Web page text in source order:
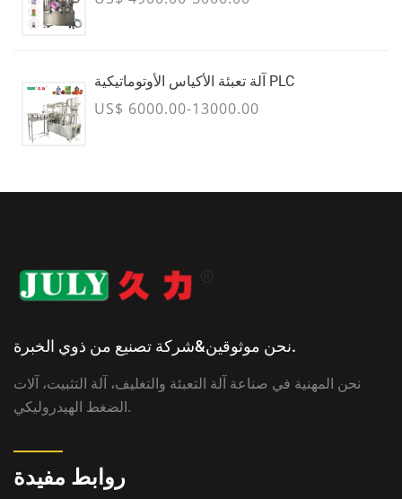
آلة تعبئة الأكياس الأوتوماتيكية PLC
US$ 6000.00-13000.00
نحن موثوقين&شركة تصنيع من ذوي الخبرة.
نحن المهنية في صناعة آلة التعبئة والتغليف، آلة التثبيت، آلات
الضغط الهيدروليكي.
روابط مفيدة